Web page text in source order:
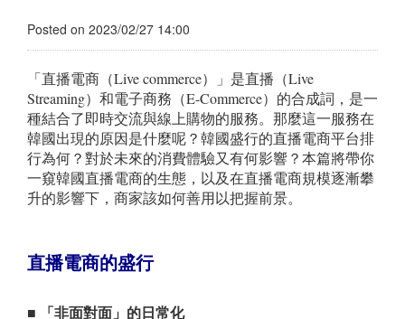
Posted on 2023/02/27 14:00
「直播電商（Live commerce）」是直播（Live
Streaming）和電子商務（E-Commerce）的合成詞，是一
種結合了即時交流與線上購物的服務。那麼這一服務在
韓國出現的原因是什麼呢？韓國盛行的直播電商平台排
行為何？對於未來的消費體驗又有何影響？本篇將帶你
一窺韓國直播電商的生態，以及在直播電商規模逐漸攀
升的影響下，商家該如何善用以把握前景。
直播電商的盛行
■ 「非面對面」的日常化